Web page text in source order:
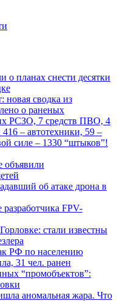
о планах снести десятки
новая сводка из
о раненых
РСЗО, 7 средств ПВО, 4
– автотехники, 59 –
силе – 1330 “штыков”!
объявили
об атаке дрона в
FPV-
стали известны
РФ по населению
31 чел. ранен
“промобъектов”:
аномальная жара. Что